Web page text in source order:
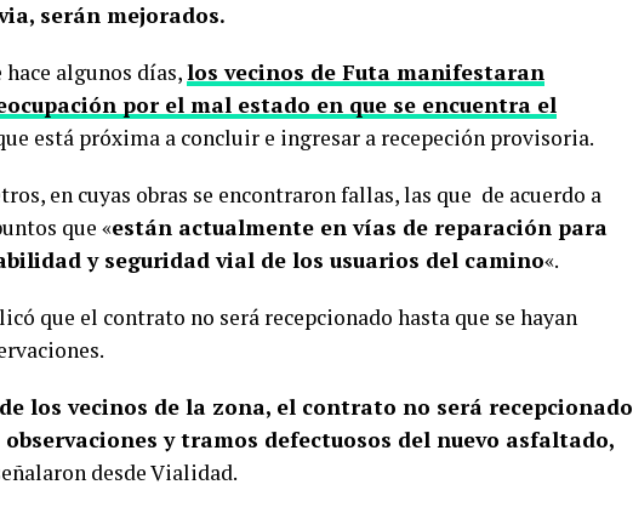
serán mejorados.
algunos días,los vecinos de Futa manifestaran
por el mal estado en que se encuentra el
está próxima a concluir e ingresar a recepeción provisoria.
en cuyas obras se encontraron fallas, las que de acuerdo a
que «están actualmente en vías de reparación para
y seguridad vial de los usuarios del camino«.
que el contrato no será recepcionado hasta que se hayan
los vecinos de la zona, el contrato no será recepcionado
y tramos defectuosos del nuevo asfaltado,
desde Vialidad.